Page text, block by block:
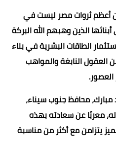
أعظم ثروات مصر ليست في
الذين وهبهم الله البركة
الطاقات البشرية في بناء
العقول النابغة والمواهب
محافظ جنوب سيناء،
له، معربًا عن سعادته بهذه
يتزامن مع أكثر من مناسبة